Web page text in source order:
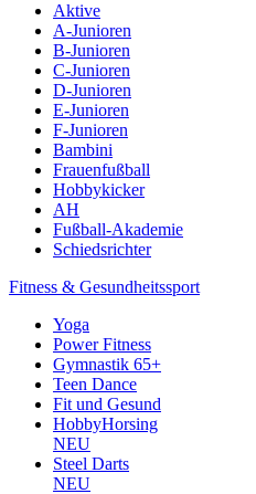
Aktive
A-Junioren
B-Junioren
C-Junioren
D-Junioren
E-Junioren
F-Junioren
Bambini
Frauenfußball
Hobbykicker
AH
Fußball-Akademie
Schiedsrichter
Fitness & Gesundheitssport
Yoga
Power Fitness
Gymnastik 65+
Teen Dance
Fit und Gesund
HobbyHorsing
NEU
Steel Darts
NEU